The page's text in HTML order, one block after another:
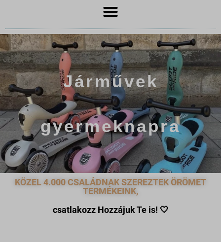
Járművek
gyermeknapra
KÖZEL 4.000 CSALÁDNAK SZEREZTEK ÖRÖMET
TERMÉKEINK,
csatlakozz Hozzájuk Te is! 🤍